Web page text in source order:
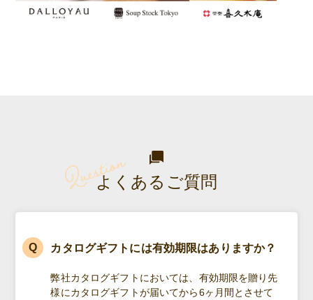
よくあるご質問
カタログギフトには有効期限はありますか？
弊社カタログギフトにおいては、有効期限を贈り先
様にカタログギフトが届いてから6ヶ月間とさせて